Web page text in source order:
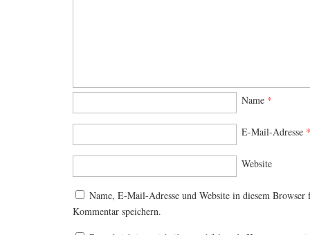
Name *
E-Mail-Adresse *
Website
Name, E-Mail-Adresse und Website in diesem Browser
Kommentar speichern.